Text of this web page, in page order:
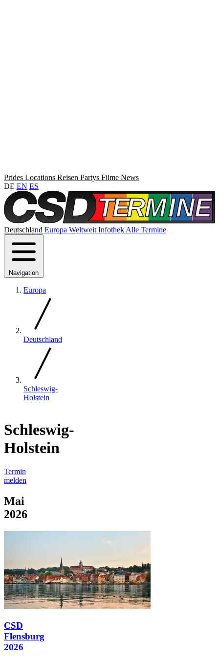
Prides Locations Reisen Partys Filme News
DE EN ES
Deutschland Europa Weltweit Infothek Alle Termine
Navigation
Europa
Deutschland
Schleswig-
Holstein
Schleswig-
Holstein
Termin
melden
Mai
2026
CSD
Flensburg
2026